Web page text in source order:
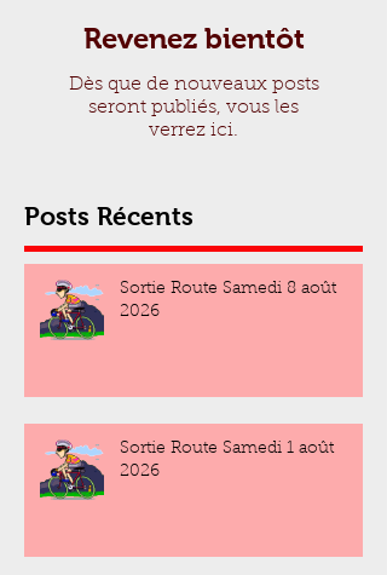
Revenez bientôt
Dès que de nouveaux posts
seront publiés, vous les
verrez ici.
Posts Récents
Sortie Route Samedi 8 août
2026
Sortie Route Samedi 1 août
2026